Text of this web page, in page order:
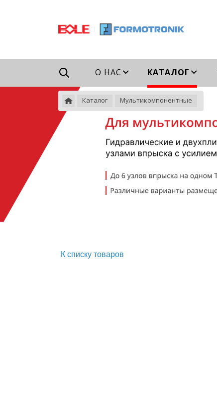
О НАС КАТАЛОГ
Каталог Мультикомпонентные
К списку товаров